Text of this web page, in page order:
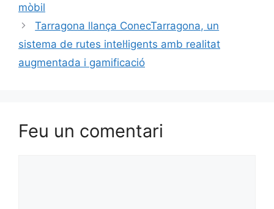
mòbil
Tarragona llança ConecTarragona, un
sistema de rutes intel·ligents amb realitat
augmentada i gamificació
Feu un comentari